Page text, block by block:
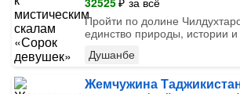
Пройти по долине
единство природы, истории и
Душанбе
Жемчужина